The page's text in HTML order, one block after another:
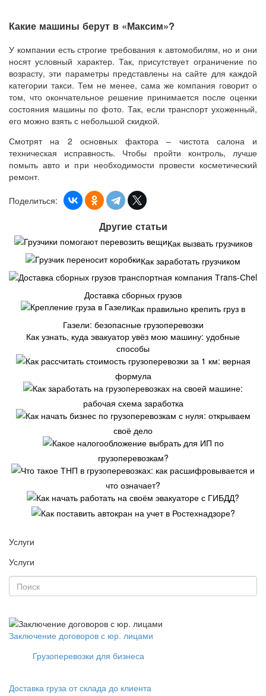
Какие машины берут в «Максим»?
У компании есть строгие требования к автомобилям, но и они
носят условный характер. Так, присутствует ограничение по
возрасту, эти параметры представлены на сайте для каждой
категории такси. Тем не менее, сама же компания говорит о
том, что окончательное решение принимается после оценки
состояния машины по фото. Так, если транспорт ухоженный,
его можно взять с небольшой скидкой.
Смотрят на 2 основных фактора – чистота салона и
техническая исправность. Чтобы пройти контроль, лучше
помыть авто и при необходимости провести косметический
ремонт.
Поделиться:
Другие статьи
Как вызвать грузчиков
Как заработать грузчиком
Доставка сборных грузов
Как правильно крепить груз в
Газели: безопасные грузоперевозки
Как узнать, куда эвакуатор увёз мою машину: удобные
способы
Как рассчитать стоимость грузоперевозки за 1 км: верная
формула
Как заработать на грузоперевозках на своей машине:
рабочая схема заработка
Как начать бизнес по грузоперевозкам с нуля: открываем
своё дело
Какое налогообложение выбрать для ИП по
грузоперевозкам?
Что такое ТНП в грузоперевозках: как расшифровывается и
что означает?
Как начать работать на своём эвакуаторе с ГИБДД?
Как поставить автокран на учет в Ростехнадзоре?
Услуги
Услуги
Заключение договоров с юр. лицами
Грузоперевозки для бизнеса
Доставка груза от склада до клиента